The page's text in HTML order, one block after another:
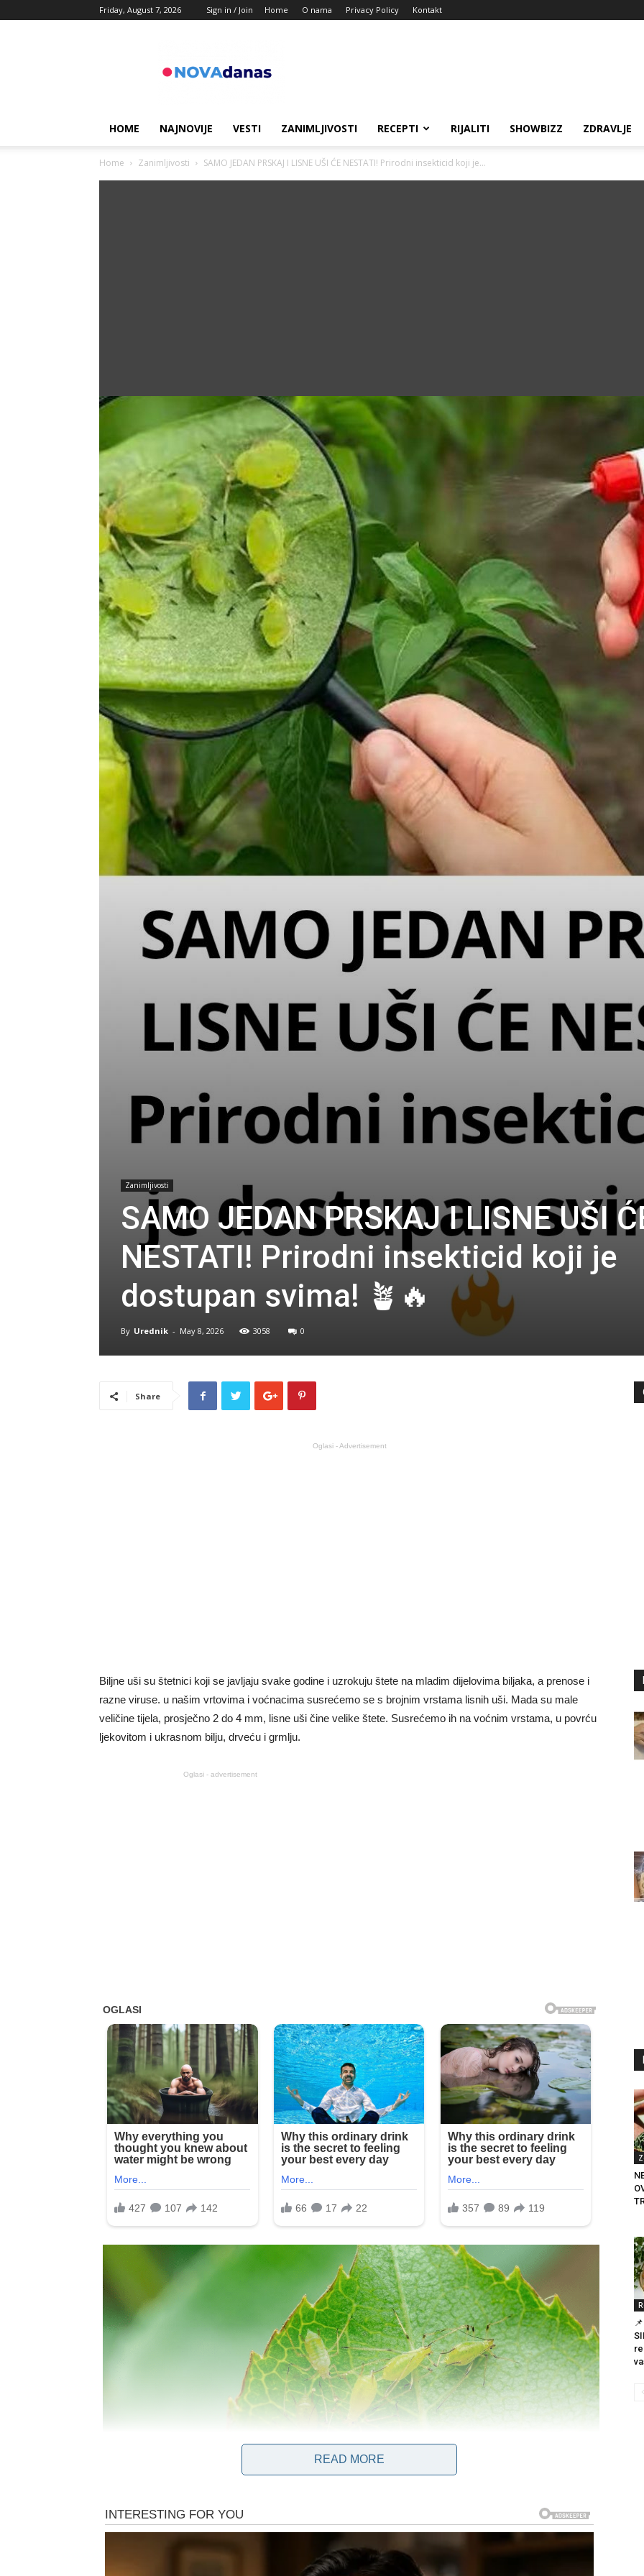
Friday, August 7, 2026 Sign in / Join Home O nama Privacy Policy Kontakt
HOME NAJNOVIJE VESTI ZANIMLJIVOSTI RECEPTI RIJALITI SHOWBIZZ ZDRAVLJE
Home Zanimljivosti SAMO JEDAN PRSKAJ I LISNE UŠI ĆE NESTATI! Prirodni insekticid koji je...
Zanimljivosti
SAMO JEDAN PRSKAJ I LISNE UŠI
NESTATI! Prirodni insekticid koji je
dostupan svima! 🪴🔥
By Urednik - May 8, 2026 3058 0
Share
Oglasi - Advertisement
Biljne uši su štetnici koji se javljaju svake godine i uzrokuju štete na mladim dijelovima biljaka, a prenose i
razne viruse. u našim vrtovima i voćnacima susrećemo se s brojnim vrstama lisnih uši. Mada su male
veličine tijela, prosječno 2 do 4 mm, lisne uši čine velike štete. Susrećemo ih na voćnim vrstama, u povrću
ljekovitom i ukrasnom bilju, drveću i grmlju.
Oglasi - advertisement
Pored toga što ih pronalazimo na različitim biljnim vrstama,lisne uši se brzo razmnožavaju, imaju veliki broj
generacija i to je jedan od razloga njihove velike prisutnosti. U današnjem videu ćemo govoriti o prirodnom
preparatu kojeg vrlo lako napravite, zato u nastavku pogledajte naš video prilog kako se na prirodan način
READ MORE